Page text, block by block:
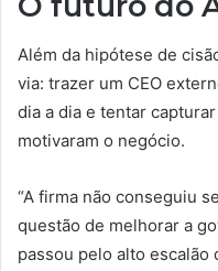
Além da hipótese de
via: trazer um CEO
dia a dia e tentar
motivaram o negócio.
“A firma não conseguiu
questão de melhorar a
passou pelo alto escalão